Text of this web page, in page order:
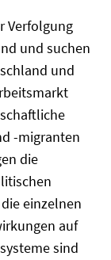
Verfolgung
und suchen
und
-migranten
die
einzelnen
auf
sind